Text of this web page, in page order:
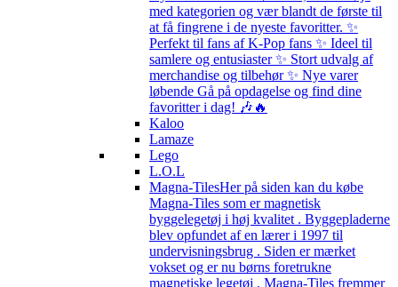
med kategorien og vær blandt de første til
at få fingrene i de nyeste favoritter. ✨
Perfekt til fans af K-Pop fans ✨ Ideel til
samlere og entusiaster ✨ Stort udvalg af
merchandise og tilbehør ✨ Nye varer
løbende Gå på opdagelse og find dine
favoritter i dag! 🎶🔥
Kaloo
Lamaze
Lego
L.O.L
Magna-TilesHer på siden kan du købe
Magna-Tiles som er magnetisk
byggelegetøj i høj kvalitet . Byggepladerne
blev opfundet af en lærer i 1997 til
undervisningsbrug . Siden er mærket
vokset og er nu børns foretrukne
magnetiske legetøj . Magna-Tiles fremmer